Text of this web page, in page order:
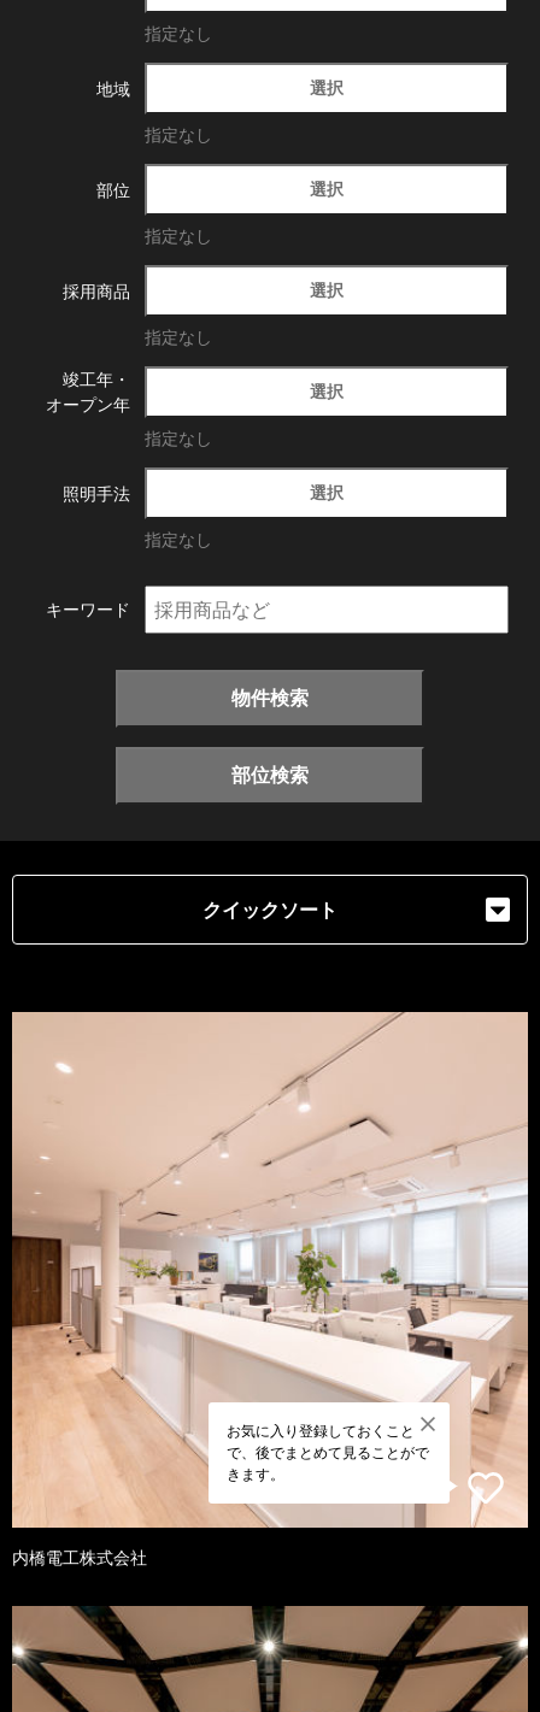
指定なし
地域 選択
指定なし
部位 選択
指定なし
採用商品 選択
指定なし
竣工年・
オープン年
選択
指定なし
照明手法 選択
指定なし
キーワード
物件検索
部位検索
クイックソート
お気に入り登録しておくこと
で、後でまとめて見ることがで
きます。
内橋電工株式会社